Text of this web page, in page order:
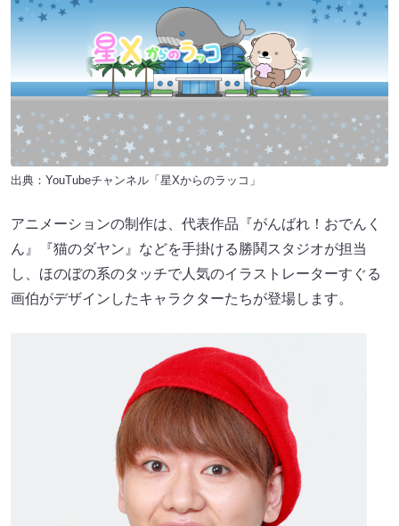
出典： YouTubeチャンネル「星Xからのラッコ」
アニメーションの制作は、代表作品『がんばれ！おでんく
ん』『猫のダヤン』などを手掛ける勝鬨スタジオが担当
し、ほのぼの系のタッチで人気のイラストレーターすぐる
画伯がデザインしたキャラクターたちが登場します。